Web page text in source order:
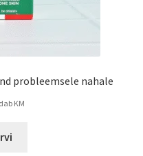
probleemsele nahale
KM